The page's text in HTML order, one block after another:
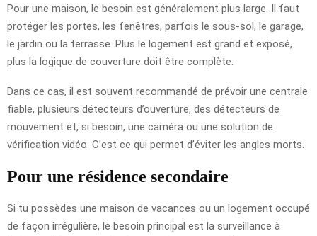
Pour une maison, le besoin est généralement plus large. Il faut
protéger les portes, les fenêtres, parfois le sous-sol, le garage,
le jardin ou la terrasse. Plus le logement est grand et exposé,
plus la logique de couverture doit être complète.
Dans ce cas, il est souvent recommandé de prévoir une centrale
fiable, plusieurs détecteurs d’ouverture, des détecteurs de
mouvement et, si besoin, une caméra ou une solution de
vérification vidéo. C’est ce qui permet d’éviter les angles morts.
Pour une résidence secondaire
Si tu possèdes une maison de vacances ou un logement occupé
de façon irrégulière, le besoin principal est la surveillance à